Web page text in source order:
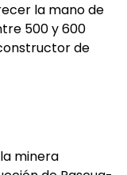
la mano de
500 y 600
de
minera